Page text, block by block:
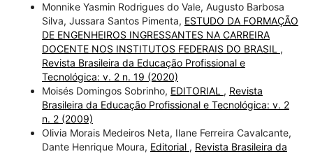
Monnike Yasmin Rodrigues do Vale, Augusto Barbosa
Silva, Jussara Santos Pimenta, ESTUDO DA FORMAÇÃO
DE ENGENHEIROS INGRESSANTES NA CARREIRA
DOCENTE NOS INSTITUTOS FEDERAIS DO BRASIL ,
Revista Brasileira da Educação Profissional e
Tecnológica: v. 2 n. 19 (2020)
Moisés Domingos Sobrinho, EDITORIAL , Revista
Brasileira da Educação Profissional e Tecnológica: v. 2
n. 2 (2009)
Olivia Morais Medeiros Neta, Ilane Ferreira Cavalcante,
Dante Henrique Moura, Editorial , Revista Brasileira da